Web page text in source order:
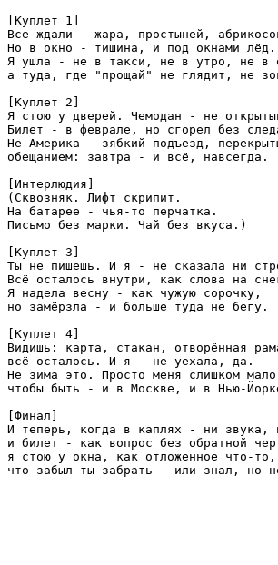
[Куплет 1]
Все ждали - жара, простыней,
Но в окно - тишина, и под окнами лёд.
Я ушла - не в такси, не в утро, не в
а туда, где "прощай" не глядит, не
[Куплет 2]
Я стою у дверей. Чемодан - не
Билет - в феврале, но сгорел без
Не Америка - зябкий подъезд,
обещанием: завтра - и всё, навсегда.
[Интерлюдия]
(Сквозняк. Лифт скрипит.
На батарее - чья-то перчатка.
Письмо без марки. Чай без вкуса.)
[Куплет 3]
Ты не пишешь. И я - не сказала ни
Всё осталось внутри, как слова на
Я надела весну - как чужую сорочку,
но замёрзла - и больше туда не бегу.
[Куплет 4]
Видишь: карта, стакан, отворённая
всё осталось. И я - не уехала, да.
Не зима это. Просто меня слишком
чтобы быть - и в Москве, и в Нью-
[Финал]
И теперь, когда в каплях - ни звука,
и билет - как вопрос без обратной
я стою у окна, как отложенное что-то,
что забыл ты забрать - или знал, но